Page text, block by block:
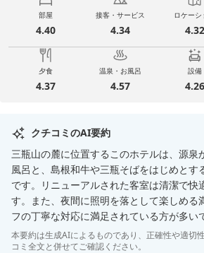
部屋
4.40
接客・サービス
4.34
ロケーシ
4.32
夕食
4.37
温泉・お風呂
4.57
設備
4.26
クチコミのAI要約
三瓶山の麓に位置するこのホテルは、源泉
風呂と、島根和牛や三瓶そばをはじめとす
です。リニューアルされた客室は清潔で快
す。また、夜間に照明を落として楽しめる
フの丁寧な対応に満足されている方が多い
本要約は生成AIによるものであり、正確性や適切
コミ全文と併せてご確認ください。